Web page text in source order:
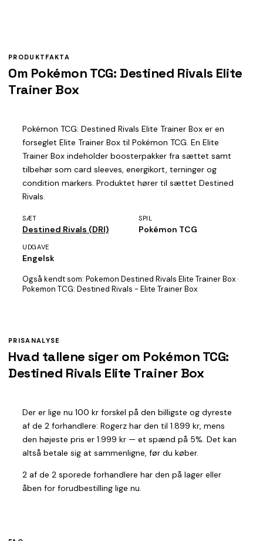
PRODUKTFAKTA
Om Pokémon TCG: Destined Rivals Elite
Trainer Box
Pokémon TCG: Destined Rivals Elite Trainer Box er en
forseglet Elite Trainer Box til Pokémon TCG. En Elite
Trainer Box indeholder boosterpakker fra sættet samt
tilbehør som card sleeves, energikort, terninger og
condition markers. Produktet hører til sættet Destined
Rivals.
SÆT
Destined Rivals (DRI)
SPIL
Pokémon TCG
UDGAVE
Engelsk
Også kendt som: Pokemon Destined Rivals Elite Trainer Box ·
Pokemon TCG: Destined Rivals - Elite Trainer Box
PRISANALYSE
Hvad tallene siger om Pokémon TCG:
Destined Rivals Elite Trainer Box
Der er lige nu 100 kr forskel på den billigste og dyreste
af de 2 forhandlere: Rogerz har den til 1.899 kr, mens
den højeste pris er 1.999 kr — et spænd på 5%. Det kan
altså betale sig at sammenligne, før du køber.
2 af de 2 sporede forhandlere har den på lager eller
åben for forudbestilling lige nu.